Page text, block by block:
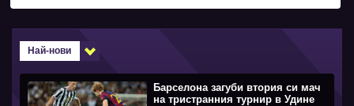
Най-нови
Барселона загуби втория си мач
на тристранния турнир в Удине